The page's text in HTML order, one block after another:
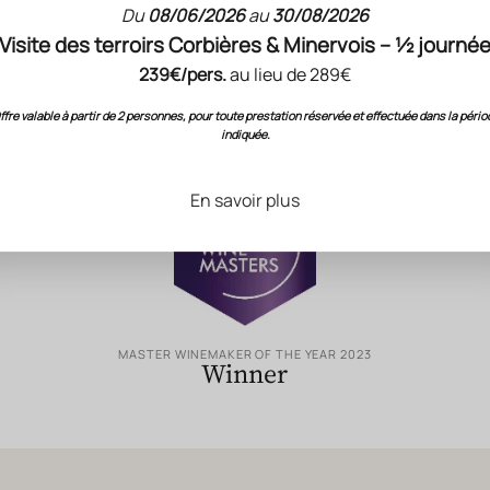
Du08/06/2026au30/08/2026
Visite des terroirs Corbières & Minervois – ½ journée
239€/pers.au lieu de 289€
valable à partir de 2 personnes, pour toute prestation réservée et effectuée dans la
indiquée.
En savoir plus
RECONNAISSANCE DU SAVOIR-FAIRE GÉRARD BERTRAND
MASTER WINEMAKER OF THE YEAR 2023
Winner